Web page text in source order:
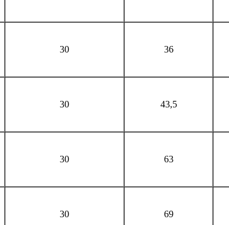
30 36
30 43,5
30 63
30 69